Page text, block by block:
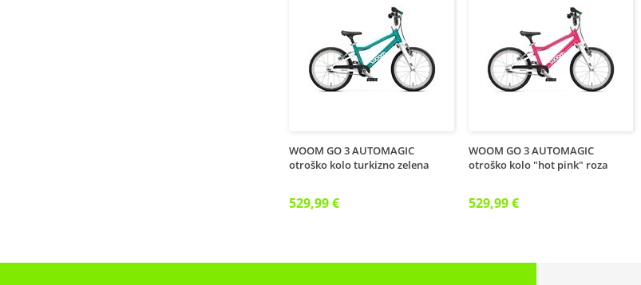
WOOM GO 3 AUTOMAGIC
otroško kolo turkizno zelena
529,99 €
WOOM GO 3 AUTOMAGIC
otroško kolo "hot pink" roza
529,99 €